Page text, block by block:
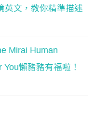
英文，教你精準描述
Mirai Human
懶豬豬有福啦！